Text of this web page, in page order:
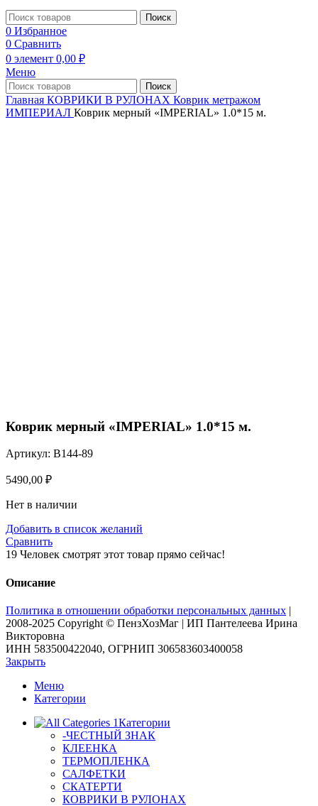
Поиск
0 Избранное
0 Сравнить
0 элемент 0,00 ₽
Меню
Поиск
Главная КОВРИКИ В РУЛОНАХ Коврик метражом
ИМПЕРИАЛ Коврик мерный «IMPERIAL» 1.0*15 м.
Коврик мерный «IMPERIAL» 1.0*15 м.
Артикул: B144-89
5490,00 ₽
Нет в наличии
Добавить в список желаний
Сравнить
19 Человек смотрят этот товар прямо сейчас!
Описание
Политика в отношении обработки персональных данных |
2008-2025 Copyright © ПензХозМаг | ИП Пантелеева Ирина
Викторовна
ИНН 583500422040, ОГРНИП 306583603400058
Закрыть
Меню
Категории
Категории
-ЧЕСТНЫЙ ЗНАК
КЛЕЕНКА
ТЕРМОПЛЕНКА
САЛФЕТКИ
СКАТЕРТИ
КОВРИКИ В РУЛОНАХ